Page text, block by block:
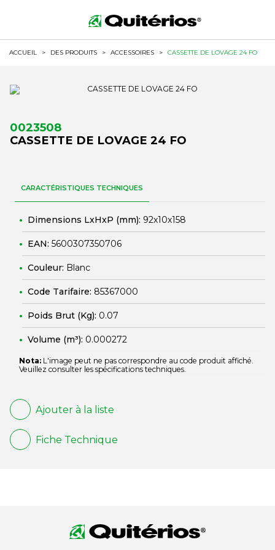
ACCUEIL > DES PRODUITS > ACCESSOIRES > CASSETTE DE LOVAGE 24 FO
0023508
CASSETTE DE LOVAGE 24 FO
CARACTÉRISTIQUES TECHNIQUES
Dimensions LxHxP (mm): 92x10x158
EAN: 5600307350706
Couleur: Blanc
Code Tarifaire: 85367000
Poids Brut (Kg): 0.07
Volume (m³): 0.000272
Nota: L'image peut ne pas correspondre au code produit affiché.
Veuillez consulter les spécifications techniques.
Ajouter à la liste
Fiche Technique